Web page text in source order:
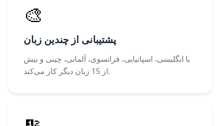
🎨
پشتیبانی از چندین زبان
با انگلیسی، اسپانیایی، فرانسوی، آلمانی، چینی و بیش
از 15 زبان دیگر کار می‌کند.